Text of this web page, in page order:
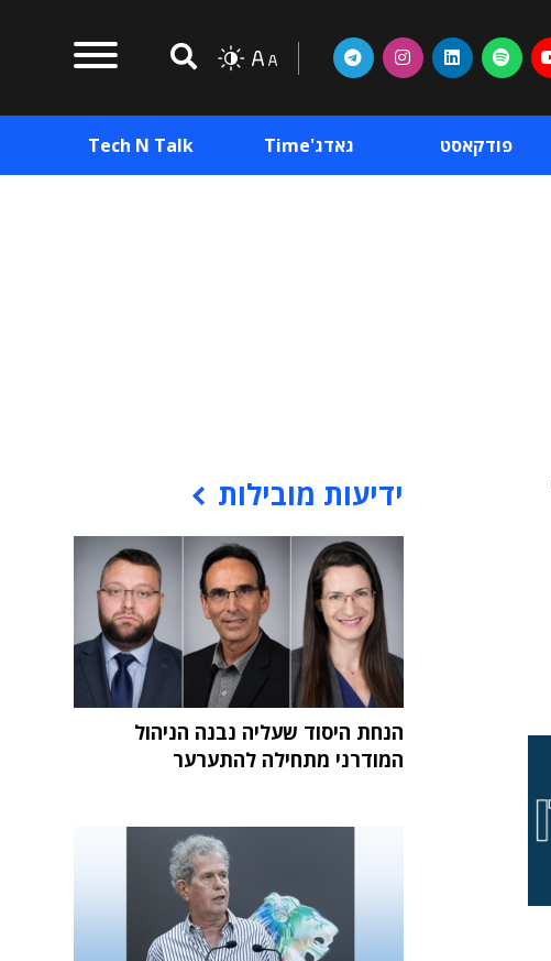
פודקאסט גאדג'Time Tech N Talk
ידיעות מובילות
הנחת היסוד שעליה נבנה הניהול
המודרני מתחילה להתערער